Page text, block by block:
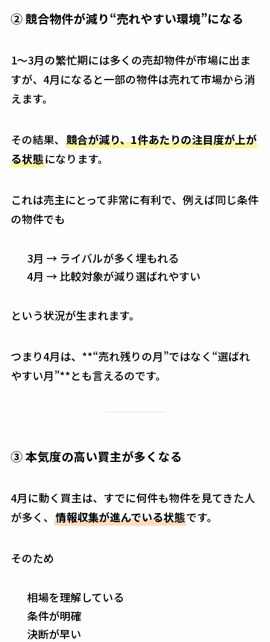
② 競合物件が減り“売れやすい環境”になる
1〜3月の繁忙期には多くの売却物件が市場に出ま
すが、4月になると一部の物件は売れて市場から消
えます。
その結果、 競合が減り、1件あたりの注目度が上が
る状態になります。
これは売主にとって非常に有利で、例えば同じ条件
の物件でも
3月 → ライバルが多く埋もれる
4月 → 比較対象が減り選ばれやすい
という状況が生まれます。
つまり4月は、**“売れ残りの月”ではなく“選ばれ
やすい月”**とも言えるのです。
③ 本気度の高い買主が多くなる
4月に動く買主は、すでに何件も物件を見てきた人
が多く、 情報収集が進んでいる状態です。
そのため
相場を理解している
条件が明確
決断が早い